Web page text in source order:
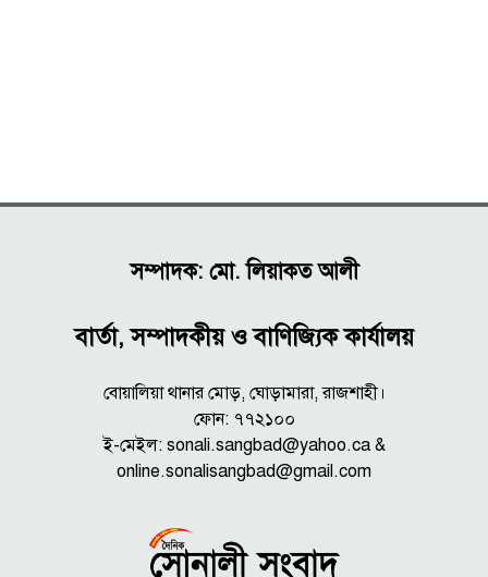
সম্পাদক: মো. লিয়াকত আলী
বার্তা, সম্পাদকীয় ও বাণিজ্যিক কার্যালয়
বোয়ালিয়া থানার মোড়, ঘোড়ামারা, রাজশাহী।
ফোন: ৭৭২১০০
ই-মেইল: sonali.sangbad@yahoo.ca &
online.sonalisangbad@gmail.com